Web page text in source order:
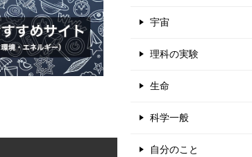
宇宙
理科の実験
生命
科学一般
自分のこと